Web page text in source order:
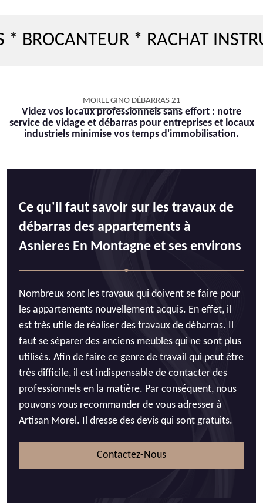
* RACHAT
MOREL GINO DÉBARRAS 21
Videz vos locaux professionnels sans effort : notre
service de vidage et débarras pour entreprises et locaux
industriels minimise vos temps d'immobilisation.
Ce qu'il faut savoir sur les travaux de
débarras des appartements à
Asnieres En Montagne et ses environs
Nombreux sont les travaux qui doivent se faire pour
les appartements nouvellement acquis. En effet, il
est très utile de réaliser des travaux de débarras. Il
faut se séparer des anciens meubles qui ne sont plus
utilisés. Afin de faire ce genre de travail qui peut être
très difficile, il est indispensable de contacter des
professionnels en la matière. Par conséquent, nous
pouvons vous recommander de vous adresser à
Artisan Morel. Il dresse des devis qui sont gratuits.
Contactez-Nous